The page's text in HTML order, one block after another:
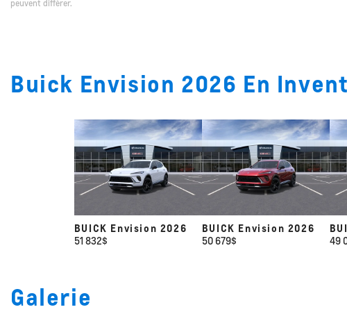
peuvent différer.
Buick Envision 2026 En
BUICK Envision 2026
51 832$
BUICK Envision 2026
50 679$
49
Galerie